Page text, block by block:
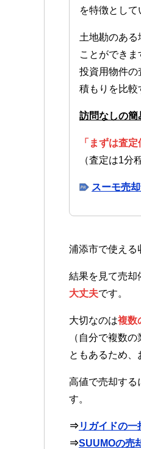
を特徴として
土地勘のあ
ことができま
投資用物件の
積もりを比較
訪問なしの簡
「まずは査
（査定は1分
スーモ売
浦添市で使える
結果を見て売却
大丈夫です。
大切なのは複数
（自分で複数
ともあるため、
高値で売却する
す。
⇒リガイドの一
⇒SUUMOの売